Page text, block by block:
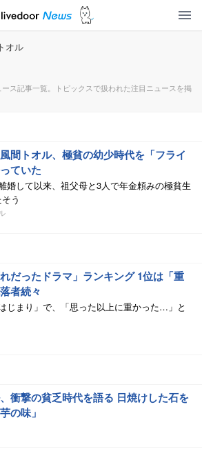
オル
ース記事一覧。トピックスで扱われた注目ニュースを掲
間トオル、極貧の幼少時代を「フライ
ていた
婚して以来、祖父母と3人で年金頼みの極貧生
う
れだったドラマ」ランキング 1位は「重
者続々
じまり」で、「思った以上に重かった…」と
衝撃の貧乏時代を語る 日焼けした石を
の味」